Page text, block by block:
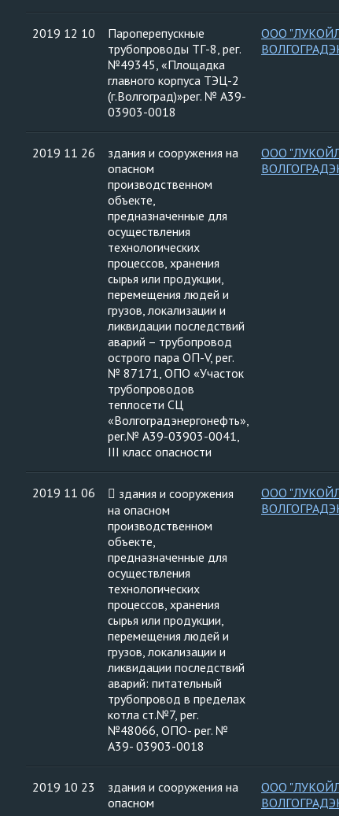
2019 12 10
Пароперепускные
трубопроводы ТГ-8, рег.
№49345, «Площадка
главного корпуса ТЭЦ-2
(г.Волгоград)»рег. № А39-
03903-0018
ООО
2019 11 26
здания и сооружения на
опасном
производственном
объекте,
предназначенные для
осуществления
технологических
процессов, хранения
сырья или продукции,
перемещения людей и
грузов, локализации и
ликвидации последствий
аварий – трубопровод
острого пара ОП-V, рег.
№ 87171, ОПО «Участок
трубопроводов
теплосети СЦ
«Волгоградэнергонефть»,
рег.№ А39-03903-0041,
III класс опасности
ООО
2019 11 06
 здания и сооружения
на опасном
производственном
объекте,
предназначенные для
осуществления
технологических
процессов, хранения
сырья или продукции,
перемещения людей и
грузов, локализации и
ликвидации последствий
аварий: питательный
трубопровод в пределах
котла ст.№7, рег.
№48066, ОПО- рег. №
А39- 03903-0018
ООО
2019 10 23
здания и сооружения на
опасном
ООО